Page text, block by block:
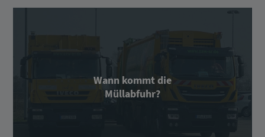
Wann kommt die
Müllabfuhr?